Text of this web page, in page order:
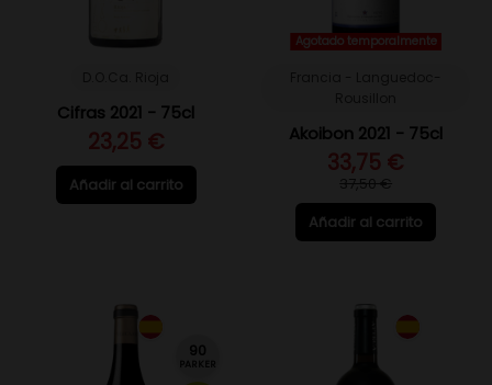
Cifras 2021 - 75cl
23,25 €
Añadir al carrito
Agotado temporalmente
Akoibon 2021 - 75cl
33,75 €
37,50 €
Añadir al carrito
90
PARKER